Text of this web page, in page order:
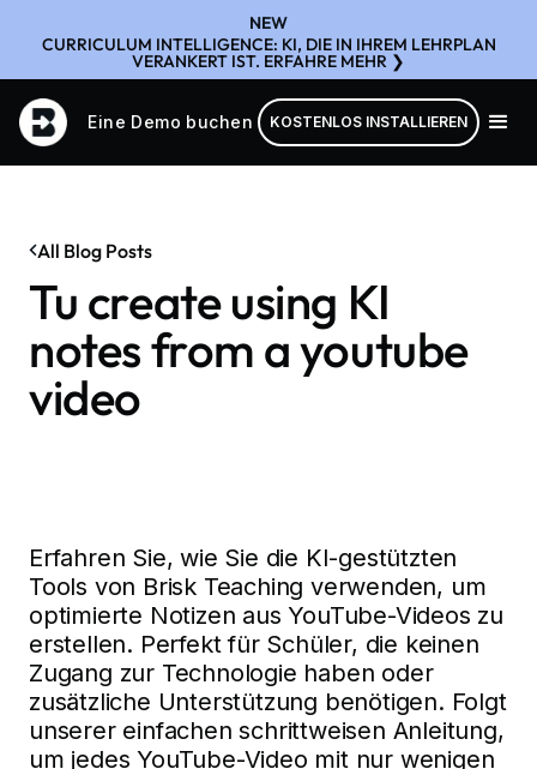
NEW
CURRICULUM INTELLIGENCE: KI, DIE IN IHREM LEHRPLAN
VERANKERT IST. ERFAHRE MEHR ❯
Eine Demo buchen KOSTENLOS INSTALLIEREN
All Blog Posts
Tu create using KI
notes from a youtube
video
Erfahren Sie, wie Sie die KI-gestützten
Tools von Brisk Teaching verwenden, um
optimierte Notizen aus YouTube-Videos zu
erstellen. Perfekt für Schüler, die keinen
Zugang zur Technologie haben oder
zusätzliche Unterstützung benötigen. Folgt
unserer einfachen schrittweisen Anleitung,
um jedes YouTube-Video mit nur wenigen